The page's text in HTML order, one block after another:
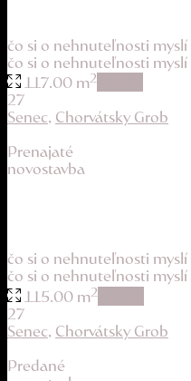
čo si o nehnuteľnosti myslí
čo si o nehnuteľnosti
117.00 m2
27
Senec, Chorvátsky Grob
Prenajaté
novostavba
čo si o nehnuteľnosti myslí
čo si o nehnuteľnosti myslí
115.00 m2
27
Senec Chorvátsky Grob
Predané